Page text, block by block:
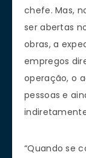
chefe. Mas,
ser abertas
obras, a
empregos
operação, o
pessoas e
“Quando se